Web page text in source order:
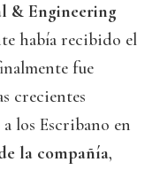
& Engineering
había recibido el
fue
crecientes
los Escribano en
la compañía,